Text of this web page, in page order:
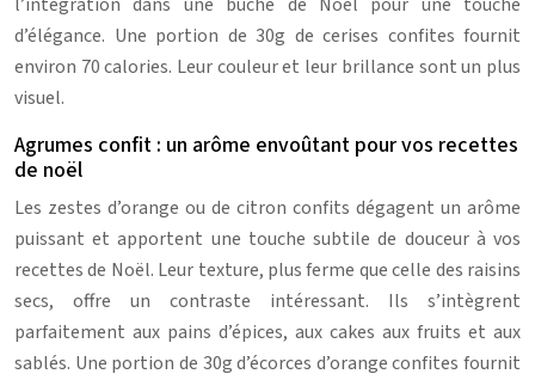
d’élégance. Une portion de 30g de cerises confites fournit
environ 70 calories. Leur couleur et leur brillance sont un plus
visuel.
Agrumes confit : un arôme envoûtant pour vos recettes
de noël
Les zestes d’orange ou de citron confits dégagent un arôme
puissant et apportent une touche subtile de douceur à vos
recettes de Noël. Leur texture, plus ferme que celle des raisins
secs, offre un contraste intéressant. Ils s’intègrent
parfaitement aux pains d’épices, aux cakes aux fruits et aux
sablés. Une portion de 30g d’écorces d’orange confites fournit